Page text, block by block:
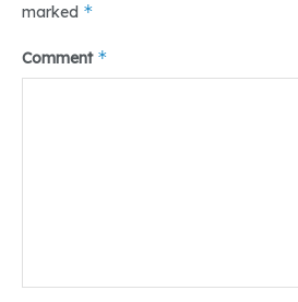
marked *
Comment *